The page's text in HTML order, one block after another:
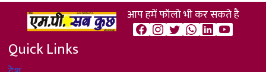
आप हमें फॉलो भी कर सकते है
Quick Links